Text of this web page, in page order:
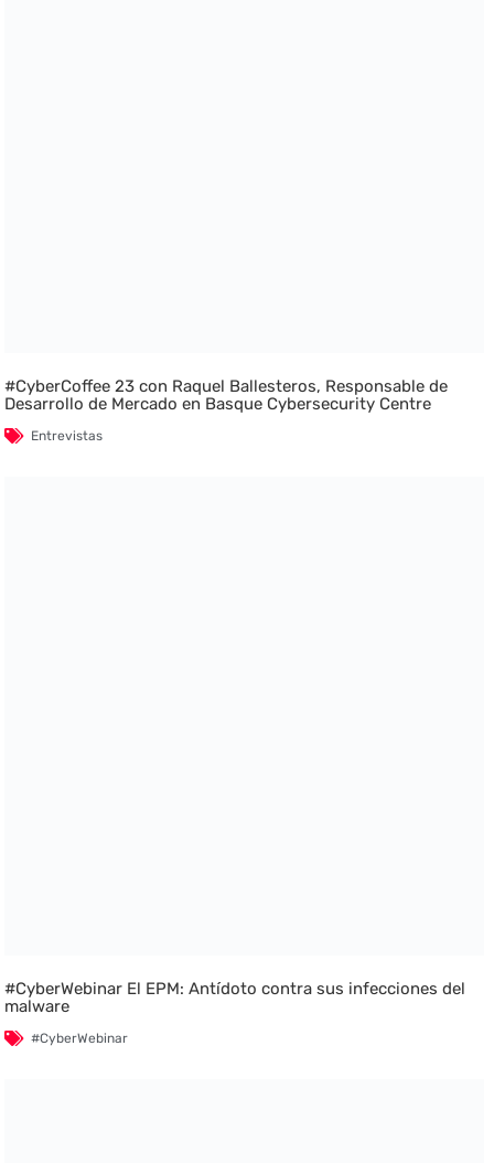
#CyberCoffee 23 con Raquel Ballesteros, Responsable de
Desarrollo de Mercado en Basque Cybersecurity Centre
Entrevistas
#CyberWebinar El EPM: Antídoto contra sus infecciones del
malware
#CyberWebinar